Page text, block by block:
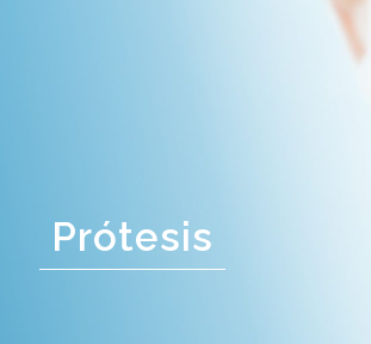
Prótesis